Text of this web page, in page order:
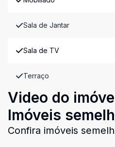
Sala de Jantar
Sala de TV
Terraço
Video do
Imóveis
Confira imóveis